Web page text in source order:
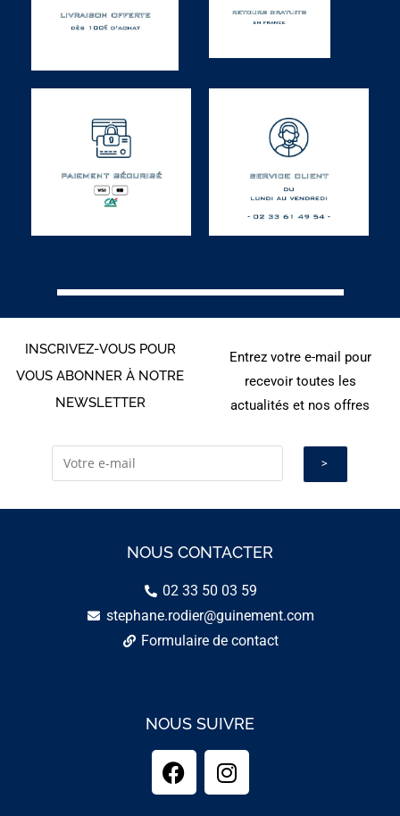
INSCRIVEZ-VOUS POUR
VOUS ABONNER À NOTRE
NEWSLETTER
Entrez votre e-mail pour
recevoir toutes les
actualités et nos offres
NOUS CONTACTER
02 33 50 03 59
stephane.rodier@guinement.com
Formulaire de contact
NOUS SUIVRE